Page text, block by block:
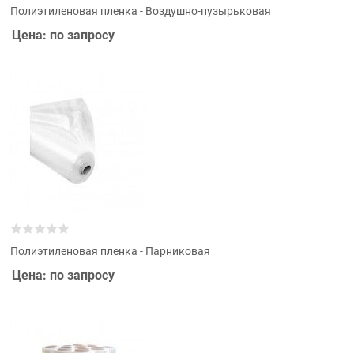
Полиэтиленовая пленка - Воздушно-пузырьковая
Цена: по запросу
Полиэтиленовая пленка - Парниковая
Цена: по запросу